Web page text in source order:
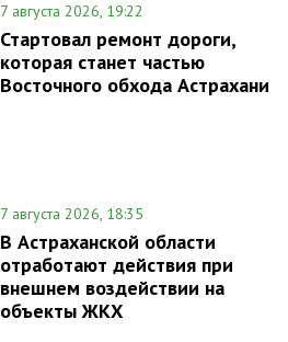
7 августа 2026, 19:22
Стартовал ремонт дороги,
которая станет частью
Восточного обхода Астрахани
7 августа 2026, 18:35
В Астраханской области
отработают действия при
внешнем воздействии на
объекты ЖКХ